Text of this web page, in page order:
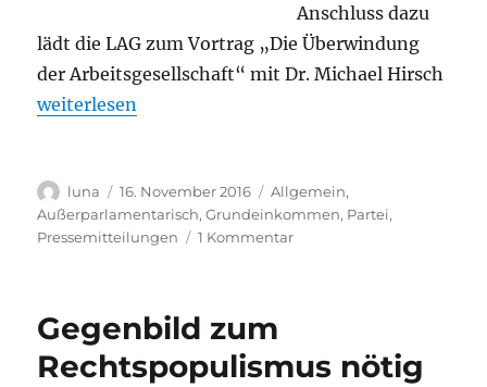
Anschluss dazu
lädt die LAG zum Vortrag „Die Überwindung
der Arbeitsgesellschaft“ mit Dr. Michael Hirsch
„Offene Mitgliederversammlung der LAG
weiterlesen
Autor
luna
Veröffentlicht
am
16. November 2016 Kategorien
Allgemein,
Außerparlamentarisch,Grundeinkommen, Partei,
Pressemitteilungen
1 Kommentarzu
Bedingungsloses
Grundeinkommen
Gegenbild zum
Rechtspopulismus nötig